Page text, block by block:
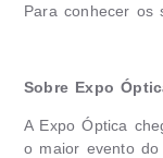
Para conhecer
Sobre Expo
A Expo Óptica
o maior evento